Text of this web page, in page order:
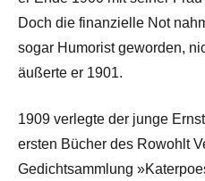
Doch die finanzielle Not
sogar Humorist geworden,
äußerte er 1901.
1909 verlegte der junge
ersten Bücher des Rowohlt
Gedichtsammlung